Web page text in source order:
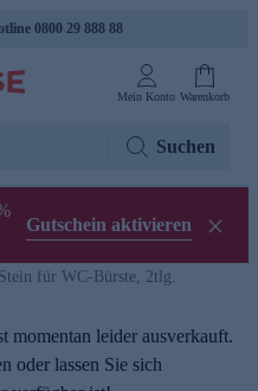
0800 29 888 88
Mein Konto Warenkorb
Suchen
Gutschein aktivieren
für WC-Bürste, 2tlg.
momentan leider ausverkauft.
oder lassen Sie sich